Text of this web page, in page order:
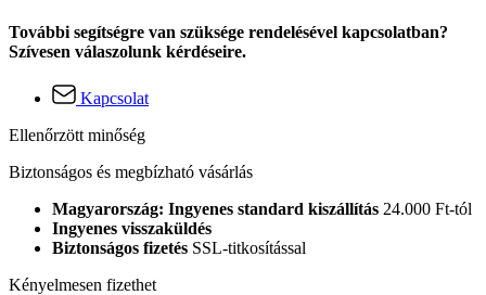
További segítségre van szüksége rendelésével kapcsolatban?
Szívesen válaszolunk kérdéseire.
Kapcsolat
Ellenőrzött minőség
Biztonságos és megbízható vásárlás
Magyarország: Ingyenes standard kiszállítás 24.000 Ft-tól
Ingyenes visszaküldés
Biztonságos fizetés SSL-titkosítással
Kényelmesen fizethet